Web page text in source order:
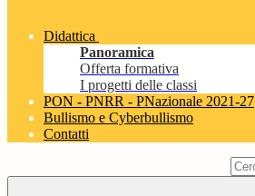
Didattica
Panoramica
Offerta formativa
I progetti delle classi
PON - PNRR - PNazionale 2021-27
Bullismo e Cyberbullismo
Contatti